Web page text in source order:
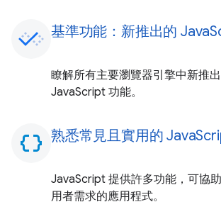
基準功能：新推出的
瞭解所有主要瀏覽器引擎中新推
JavaScript 功能。
data_object 熟悉常見且實用的
JavaScript 提供許多功能，可協
用者需求的應用程式。